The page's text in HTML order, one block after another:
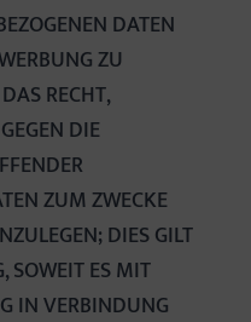
DATEN
ZU
RECHT,
DIE
ZUM ZWECKE
DIES GILT
SOWEIT ES MIT
IN VERBINDUNG